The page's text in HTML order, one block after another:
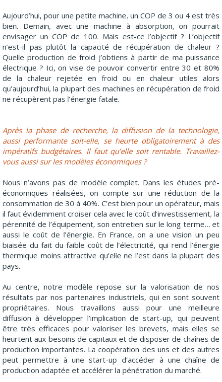
Aujourd’hui, pour une petite machine, un COP de 3 ou 4 est très
bien. Demain, avec une machine à absorption, on pourrait
envisager un COP de 100. Mais est-ce l’objectif ? L’objectif
n’est-il pas plutôt la capacité de récupération de chaleur ?
Quelle production de froid j’obtiens à partir de ma puissance
électrique ? Ici, on vise de pouvoir convertir entre 30 et 80%
de la chaleur rejetée en froid ou en chaleur utiles alors
qu’aujourd’hui, la plupart des machines en récupération de froid
ne récupèrent pas l’énergie fatale.
Après la phase de recherche, la diffusion de la technologie,
aussi performante soit-elle, se heurte obligatoirement à des
impératifs budgétaires. Il faut qu’elle soit rentable. Travaillez-
vous aussi sur les modèles économiques ?
Nous n’avons pas de modèle complet. Dans les études pré-
économiques réalisées, on compte sur une réduction de la
consommation de 30 à 40%. C’est bien pour un opérateur, mais
il faut évidemment croiser cela avec le coût d’investissement, la
pérennité de l’équipement, son entretien sur le long terme… et
aussi le coût de l’énergie. En France, on a une vision un peu
biaisée du fait du faible coût de l’électricité, qui rend l’énergie
thermique moins attractive qu’elle ne l’est dans la plupart des
pays.
Au centre, notre modèle repose sur la valorisation de nos
résultats par nos partenaires industriels, qui en sont souvent
propriétaires. Nous travaillons aussi pour une meilleure
diffusion à développer l’implication de start-up, qui peuvent
être très efficaces pour valoriser les brevets, mais elles se
heurtent aux besoins de capitaux et de disposer de chaînes de
production importantes. La coopération des uns et des autres
peut permettre à une start-up d’accéder à une chaîne de
production adaptée et accélérer la pénétration du marché.